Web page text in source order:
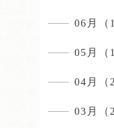
06月（
05月（
04月（
03月（